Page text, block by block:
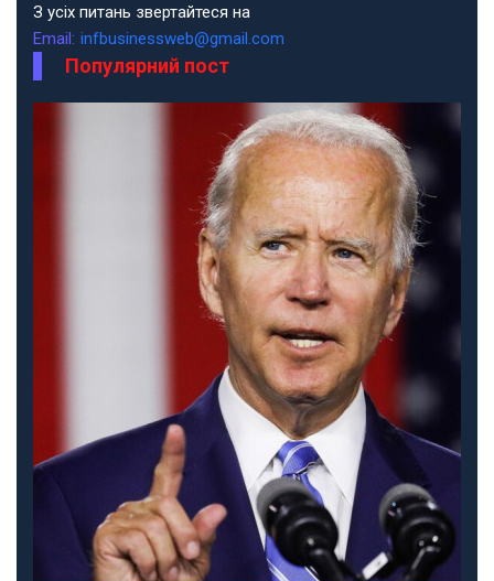
З усіх питань звертайтеся на
Email: infbusinessweb@gmail.com
Популярний пост